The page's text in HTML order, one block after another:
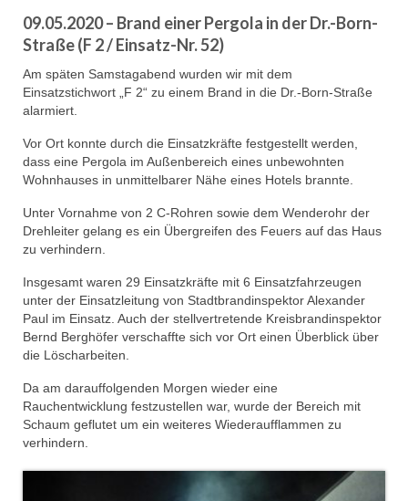
09.05.2020 – Brand einer Pergola in der Dr.-Born-
Straße (F 2 / Einsatz-Nr. 52)
Am späten Samstagabend wurden wir mit dem
Einsatzstichwort „F 2“ zu einem Brand in die Dr.-Born-Straße
alarmiert.
Vor Ort konnte durch die Einsatzkräfte festgestellt werden,
dass eine Pergola im Außenbereich eines unbewohnten
Wohnhauses in unmittelbarer Nähe eines Hotels brannte.
Unter Vornahme von 2 C-Rohren sowie dem Wenderohr der
Drehleiter gelang es ein Übergreifen des Feuers auf das Haus
zu verhindern.
Insgesamt waren 29 Einsatzkräfte mit 6 Einsatzfahrzeugen
unter der Einsatzleitung von Stadtbrandinspektor Alexander
Paul im Einsatz. Auch der stellvertretende Kreisbrandinspektor
Bernd Berghöfer verschaffte sich vor Ort einen Überblick über
die Löscharbeiten.
Da am darauffolgenden Morgen wieder eine
Rauchentwicklung festzustellen war, wurde der Bereich mit
Schaum geflutet um ein weiteres Wiederaufflammen zu
verhindern.